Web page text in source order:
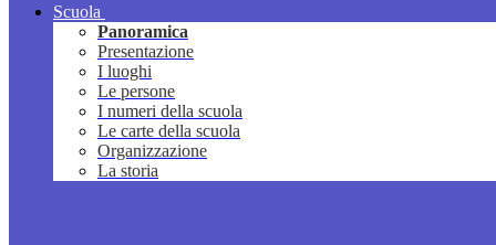
Scuola
Panoramica
Presentazione
I luoghi
Le persone
I numeri della scuola
Le carte della scuola
Organizzazione
La storia